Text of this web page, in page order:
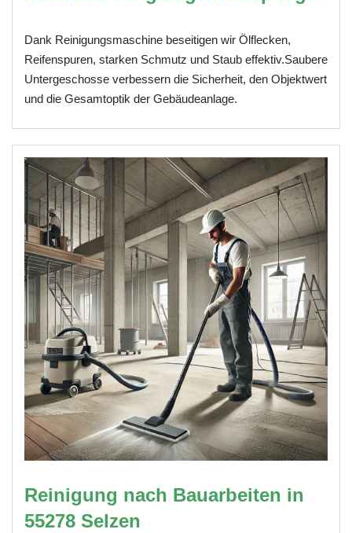
Dank Reinigungsmaschine beseitigen wir Ölflecken,
Reifenspuren, starken Schmutz und Staub effektiv.Saubere
Untergeschosse verbessern die Sicherheit, den Objektwert
und die Gesamtoptik der Gebäudeanlage.
Reinigung nach Bauarbeiten in
55278 Selzen